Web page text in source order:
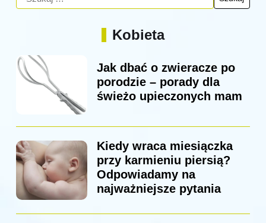
Kobieta
Jak dbać o zwieracze po
porodzie – porady dla
świeżo upieczonych mam
Kiedy wraca miesiączka
przy karmieniu piersią?
Odpowiadamy na
najważniejsze pytania